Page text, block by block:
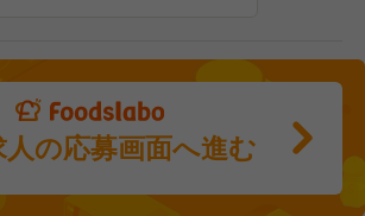
の応募画面へ進む